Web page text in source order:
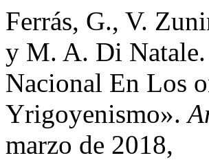
Ferrás, G., V.
y M. A. Di
Nacional En Los
Yrigoyenismo».
marzo de 2018,